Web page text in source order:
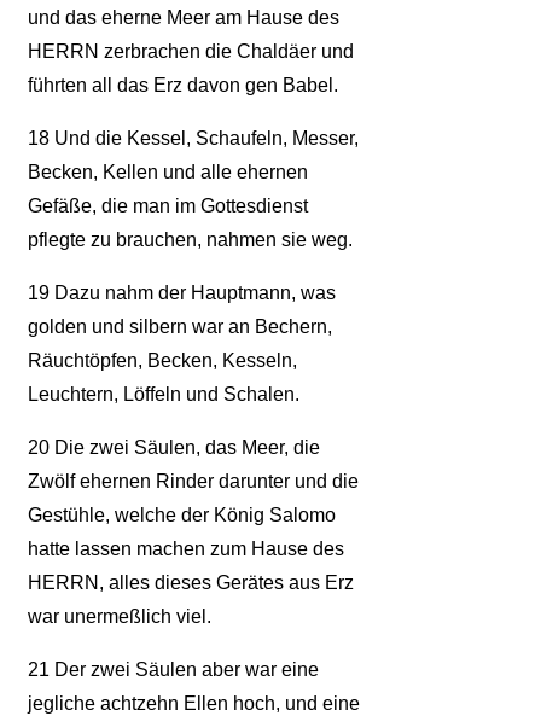
und das eherne Meer am Hause des
HERRN zerbrachen die Chaldäer und
führten all das Erz davon gen Babel.
18Und die Kessel, Schaufeln, Messer,
Becken, Kellen und alle ehernen
Gefäße, die man im Gottesdienst
pflegte zu brauchen, nahmen sie weg.
19Dazu nahm der Hauptmann, was
golden und silbern war an Bechern,
Räuchtöpfen, Becken, Kesseln,
Leuchtern, Löffeln und Schalen.
20Die zwei Säulen, das Meer, die
Zwölf ehernen Rinder darunter und die
Gestühle, welche der König Salomo
hatte lassen machen zum Hause des
HERRN, alles dieses Gerätes aus Erz
war unermeßlich viel.
21 Der zwei Säulen aber war eine
jegliche achtzehn Ellen hoch, und eine